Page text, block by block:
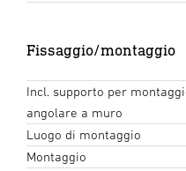
Fissaggio/montaggio
Incl. supporto per
angolare a muro
Luogo di montaggio
Montaggio